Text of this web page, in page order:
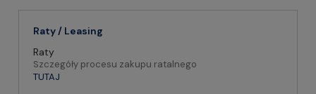
Raty / Leasing
Raty
Szczegóły procesu zakupu ratalnego
TUTAJ